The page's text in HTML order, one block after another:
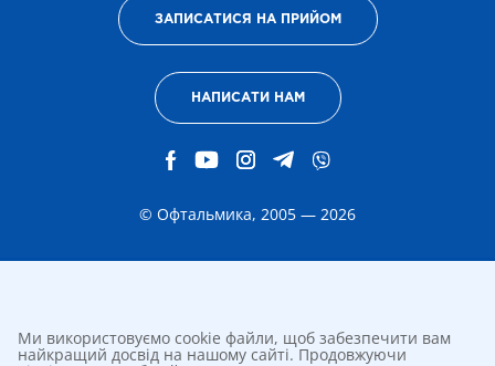
ЗАПИСАТИСЯ НА ПРИЙОМ
НАПИСАТИ НАМ
© Офтальмика, 2005 — 2026
Ми використовуємо cookie файли, щоб забезпечити вам
найкращий досвід на нашому сайті. Продовжуючи